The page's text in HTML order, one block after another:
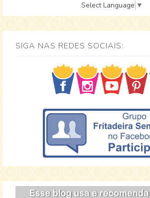
Select Language ▼
SIGA NAS REDES SOCIAIS: